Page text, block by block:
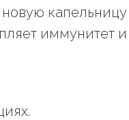
капельницу
иммунитет